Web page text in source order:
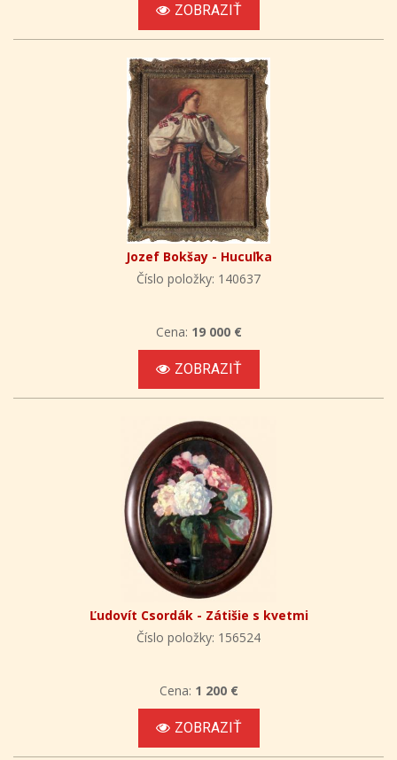
ZOBRAZIŤ
Jozef Bokšay - Hucuľka
Číslo položky: 140637
Cena: 19 000 €
ZOBRAZIŤ
Ľudovít Csordák - Zátišie s kvetmi
Číslo položky: 156524
Cena: 1 200 €
ZOBRAZIŤ